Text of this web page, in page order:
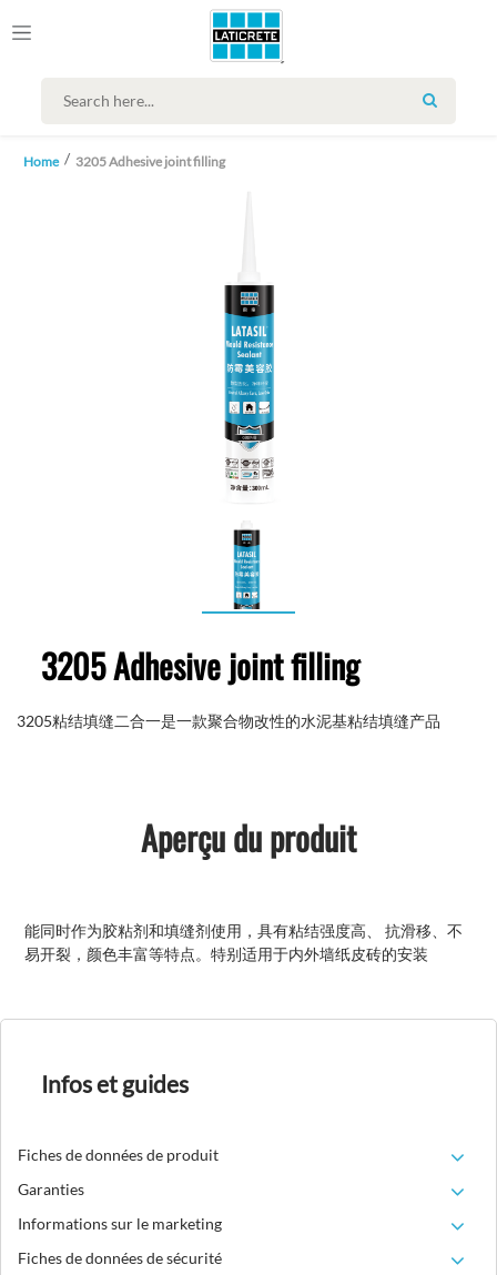
SEARCH
Home 3205 Adhesive joint filling
3205 Adhesive joint filling
3205粘结填缝二合一是一款聚合物改性的水泥基粘结填缝产品
Aperçu du produit
能同时作为胶粘剂和填缝剂使用，具有粘结强度高、 抗滑移、不
易开裂，颜色丰富等特点。特别适用于内外墙纸皮砖的安装
Infos et guides
Fiches de données de produit
Garanties
Informations sur le marketing
Fiches de données de sécurité